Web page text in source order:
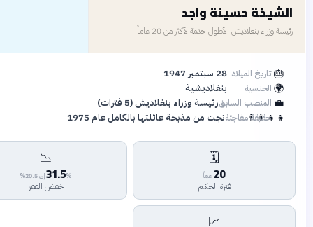
حسينة واجد
بنغلاديش الأطول خدمة لأكثر من 20 عاماً
الميلاد 28 سبتمبر 1947
بنغلاديشية
السابقرئيسة وزراء بنغلاديش (5 فترات)
مفاجئةنجت من مذبحة عائلتها بالكامل عام 1975